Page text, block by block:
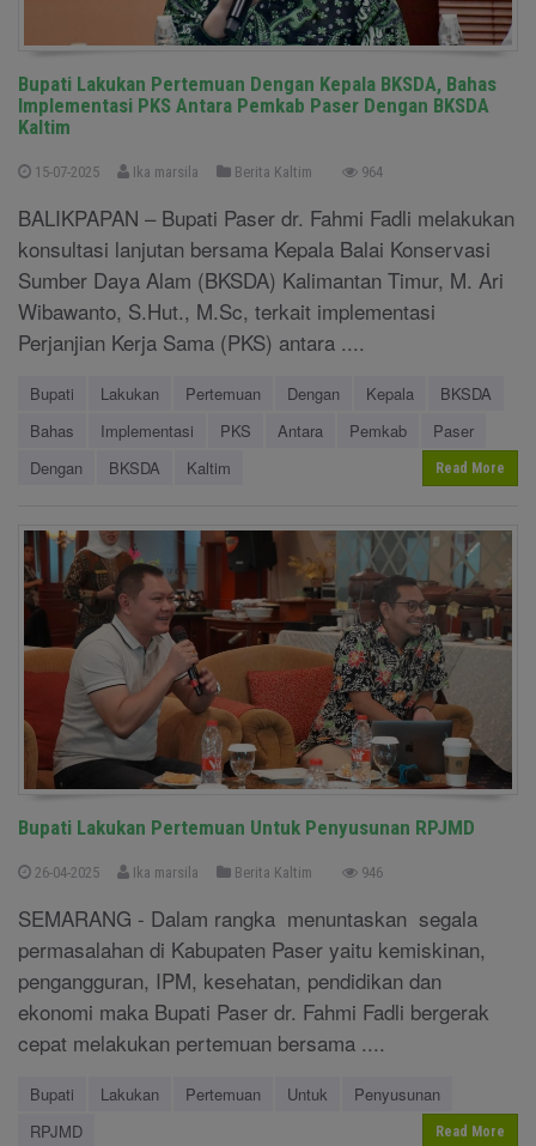
Bupati Lakukan Pertemuan Dengan Kepala BKSDA, Bahas
Implementasi PKS Antara Pemkab Paser Dengan BKSDA
Kaltim
15-07-2025 Ika marsila Berita Kaltim 964
BALIKPAPAN – Bupati Paser dr. Fahmi Fadli melakukan
konsultasi lanjutan bersama Kepala Balai Konservasi
Sumber Daya Alam (BKSDA) Kalimantan Timur, M. Ari
Wibawanto, S.Hut., M.Sc, terkait implementasi
Perjanjian Kerja Sama (PKS) antara ....
Bupati Lakukan Pertemuan Dengan Kepala
BKSDA
Bahas
Implementasi PKS Antara Pemkab
Paser
Dengan
BKSDA Kaltim Read More
Bupati Lakukan Pertemuan Untuk Penyusunan RPJMD
26-04-2025 Ika marsila Berita Kaltim 946
SEMARANG - Dalam rangka menuntaskan segala
permasalahan di Kabupaten Paser yaitu kemiskinan,
pengangguran, IPM, kesehatan, pendidikan dan
ekonomi maka Bupati Paser dr. Fahmi Fadli bergerak
cepat melakukan pertemuan bersama ....
Bupati Lakukan Pertemuan Untuk
Penyusunan
RPJMD
Read More